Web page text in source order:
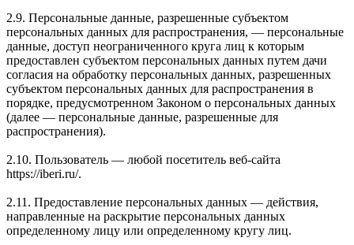
2.9. Персональные данные, разрешенные субъектом
персональных данных для распространения, — персональные
данные, доступ неограниченного круга лиц к которым
предоставлен субъектом персональных данных путем дачи
согласия на обработку персональных данных, разрешенных
субъектом персональных данных для распространения в
порядке, предусмотренном Законом о персональных данных
(далее — персональные данные, разрешенные для
распространения).
2.10. Пользователь — любой посетитель веб-сайта
https://iberi.ru/.
2.11. Предоставление персональных данных — действия,
направленные на раскрытие персональных данных
определенному лицу или определенному кругу лиц.